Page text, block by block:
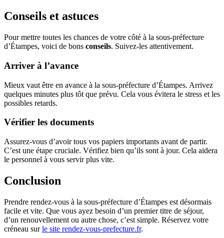
Conseils et astuces
Pour mettre toutes les chances de votre côté à la sous-préfecture
d’Étampes, voici de bons conseils. Suivez-les attentivement.
Arriver à l’avance
Mieux vaut être en avance à la sous-préfecture d’Étampes. Arrivez
quelques minutes plus tôt que prévu. Cela vous évitera le stress et les
possibles retards.
Vérifier les documents
Assurez-vous d’avoir tous vos papiers importants avant de partir.
C’est une étape cruciale. Vérifiez bien qu’ils sont à jour. Cela aidera
le personnel à vous servir plus vite.
Conclusion
Prendre rendez-vous à la sous-préfecture d’Étampes est désormais
facile et vite. Que vous ayez besoin d’un premier titre de séjour,
d’un renouvellement ou autre chose, c’est simple. Réservez votre
créneau surle site rendez-vous-prefecture.fr.